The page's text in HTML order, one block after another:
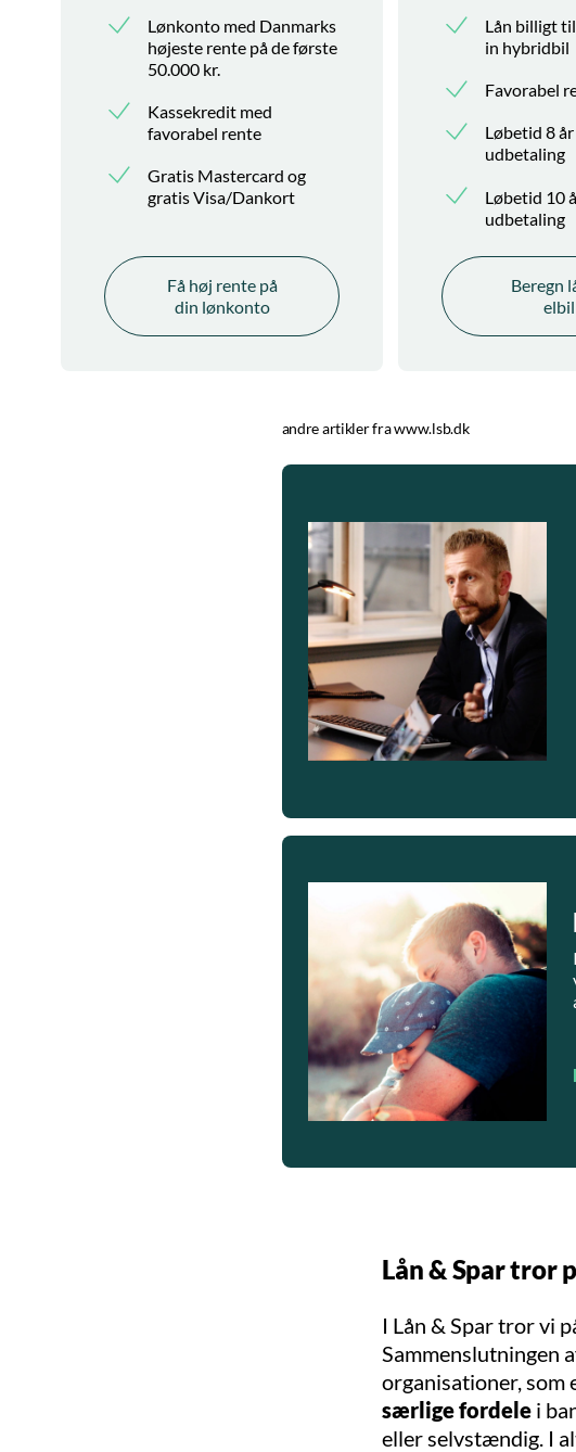
Lønkonto med Danmarks
højeste rente på de første
50.000 kr.
Kassekredit med
favorabel rente
Gratis Mastercard og
gratis Visa/Dankort
Få høj rente på
din lønkonto
Lån billigt
in hybridbil
Favorabel
Løbetid 8
udbetaling
Løbetid 10
udbetaling
Beregn
elbil
andre artikler fra www.lsb.dk
Lån & Spar tror
I Lån & Spar tror vi
Sammenslutningen
organisationer, som
særlige fordele i
eller selvstændig. I